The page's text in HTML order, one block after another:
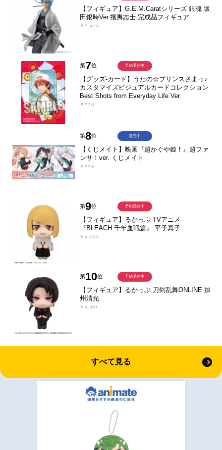
【フィギュア】G.E.M.Caratシリーズ 銀魂 坂
田銀時Ver.攘夷志士 完成品フィギュア
￥7,480
第7位
【グッズ-カード】うたの☆プリンスさまっ♪
カスタマイズビジュアルカードコレクション
Best Shots from Everyday Life Ver.
￥770
予約受付中
第8位
【くじメイト】映画『超かぐや姫！』超ファ
ンサ！ver. くじメイト
￥770
発売中
第9位
【フィギュア】るかっぷ TVアニメ
『BLEACH 千年血戦篇』 平子真子
￥4,020
予約受付中
第10位
【フィギュア】るかっぷ 刀剣乱舞ONLINE 加
州清光
￥4,301
予約受付中
すべて見る